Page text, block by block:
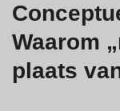
Waarom
plaats